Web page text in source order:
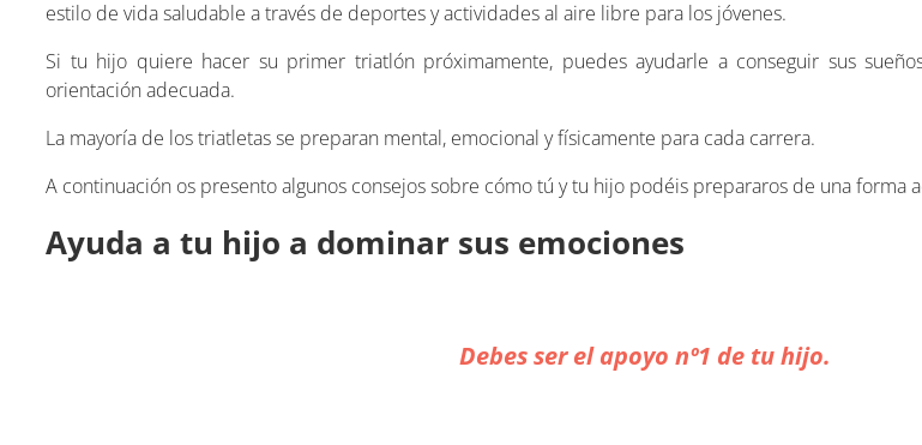
estilo de vida saludable a través de deportes y actividades al aire libre para los jóvenes.
Si tu hijo quiere hacer su primer triatlón próximamente, puedes ayudarle a conseguir sus
orientación adecuada.
La mayoría de los triatletas se preparan mental, emocional y físicamente para cada carrera.
A continuación os presento algunos consejos sobre cómo tú y tu hijo podéis prepararos de una forma
Ayuda a tu hijo a dominar sus emociones
Debes ser el apoyo nº1 de tu hijo.